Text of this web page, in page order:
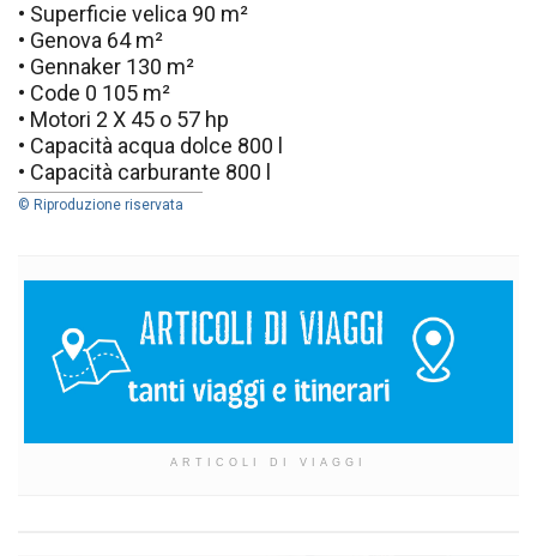
• Superficie velica 90 m²
• Genova 64 m²
• Gennaker 130 m²
• Code 0 105 m²
• Motori 2 X 45 o 57 hp
• Capacità acqua dolce 800 l
• Capacità carburante 800 l
© Riproduzione riservata
ARTICOLI DI VIAGGI